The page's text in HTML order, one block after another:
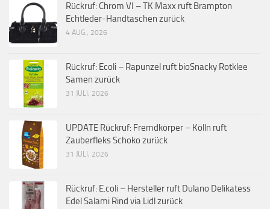
Rückruf: Chrom VI – TK Maxx ruft Brampton
Echtleder-Handtaschen zurück
4 AUG., 2026
Rückruf: Ecoli – Rapunzel ruft bioSnacky Rotklee
Samen zurück
31 JULI, 2026
UPDATE Rückruf: Fremdkörper – Kölln ruft
Zauberfleks Schoko zurück
31 JULI, 2026
Rückruf: E.coli – Hersteller ruft Dulano Delikatess
Edel Salami Rind via Lidl zurück